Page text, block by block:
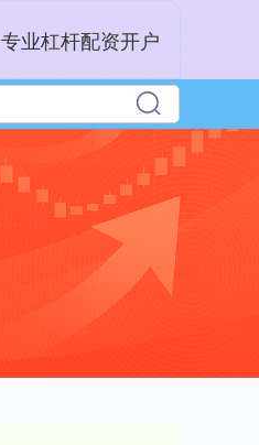
专业杠杆配资开户